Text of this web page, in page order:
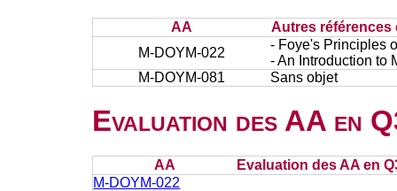
AA
Autres références
M-DOYM-022
- Foye's Principles
- An Introduction to
M-DOYM-081
Sans objet
Evaluation des AA en
AA
Evaluation des AA en
M-DOYM-022